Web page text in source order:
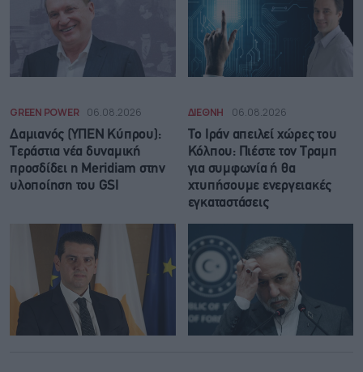
GREEN POWER 06.08.2026
Δαμιανός (ΥΠΕΝ Κύπρου):
Τεράστια νέα δυναμική
προσδίδει η Meridiam στην
υλοποίηση του GSI
ΔΙΕΘΝΗ 06.08.2026
Το Ιράν απειλεί χώρες του
Κόλπου: Πιέστε τον Τραμπ
για συμφωνία ή θα
χτυπήσουμε ενεργειακές
εγκαταστάσεις